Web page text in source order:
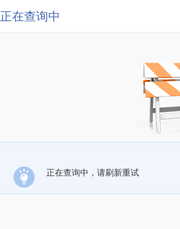
正在查询中
正在查询中，请刷新重试